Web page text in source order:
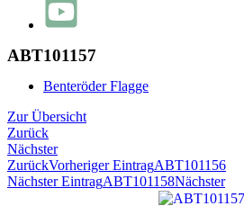
ABT101157
Benteröder Flagge
Zur Übersicht
Zurück
Nächster
ZurückVorheriger EintragABT101156
Nächster EintragABT101158Nächster